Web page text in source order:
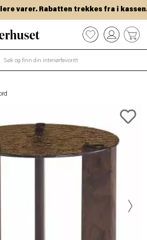
varer. Rabatten trekkes fra i kassen.
0